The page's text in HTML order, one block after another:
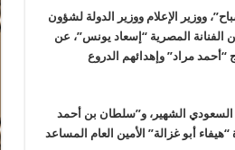
ووزير الإعلام ووزير الدولة لشؤون
الفنانة المصرية “إسعاد يونس”، عن
“أحمد مراد” وإهدائهم الدروع
السعودي الشهير، و”سلطان بن أحمد
أبو غزالة” الأمين العام المساعد